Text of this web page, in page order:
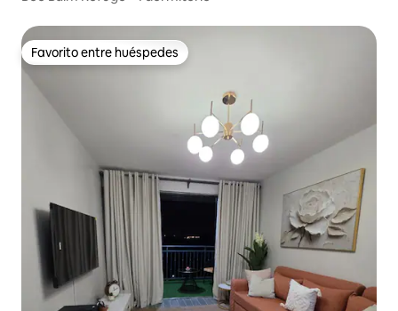
Favorito entre huéspedes
Favorito entre huéspedes